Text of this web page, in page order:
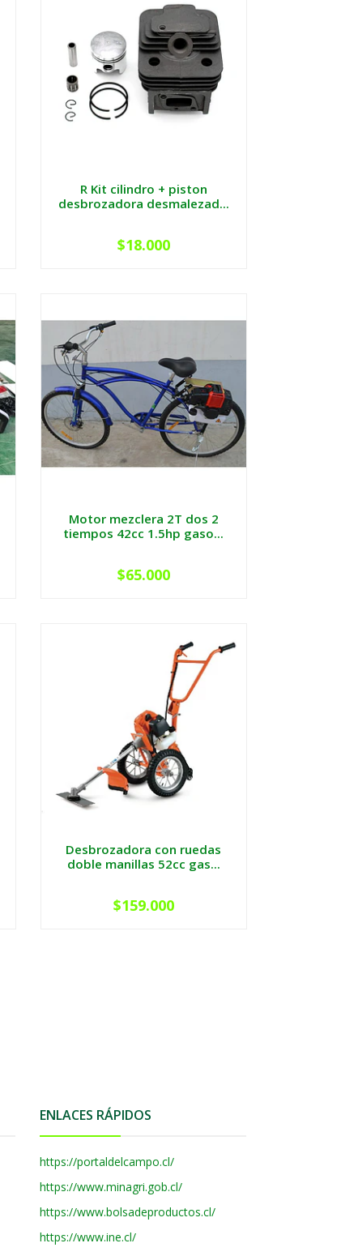
R Kit cilindro + piston
desbrozadora desmalezad...
$18.000
Motor mezclera 2T dos 2
tiempos 42cc 1.5hp gaso...
$65.000
Desbrozadora con ruedas
doble manillas 52cc gas...
$159.000
ENLACES RÁPIDOS
https://portaldelcampo.cl/
https://www.minagri.gob.cl/
https://www.bolsadeproductos.cl/
https://www.ine.cl/